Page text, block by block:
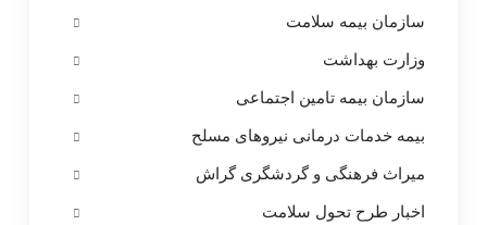
سازمان بیمه سلامت
وزارت بهداشت
سازمان بیمه تامین اجتماعی
بیمه خدمات درمانی نیروهای مسلح
میراث فرهنگی و گردشگری گراش
اخبار طرح تحول سلامت